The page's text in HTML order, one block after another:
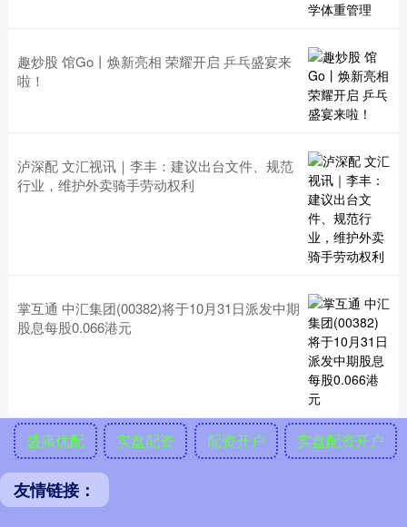
趣炒股 馆Go丨焕新亮相 荣耀开启 乒乓盛宴来
啦！
泸深配 文汇视讯｜李丰：建议出台文件、规范
行业，维护外卖骑手劳动权利
掌互通 中汇集团(00382)将于10月31日派发中期
股息每股0.066港元
盛康优配 实盘配资 配资开户 实盘配资开户
友情链接：